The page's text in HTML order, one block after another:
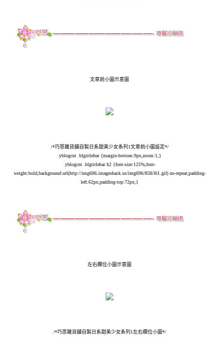
文章前小圖示意圖
/*巧思雜貨舖自製日系甜美少女系列1文章前小圖設定*/
.yblogcnt .blgtitlebar {margin-bottom:9px;zoom:1;}
.yblogcnt .blgtitlebar h2 {font-size:125%;font-
weight:bold;background:url(http://img696.imageshack.us/img696/858/l61.gif) no-repeat;padding-
left:62px;padding-top:72px;}
左右欄位小圖示意圖
/*巧思雜貨舖自製日系甜美少女系列1左右欄位小圖*/